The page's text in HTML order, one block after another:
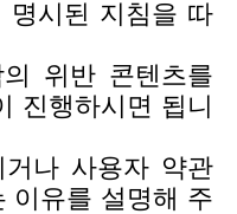
명시된 지침을 따
위반 콘텐츠를
진행하시면 됩니
나 사용자 약관
이유를 설명해 주